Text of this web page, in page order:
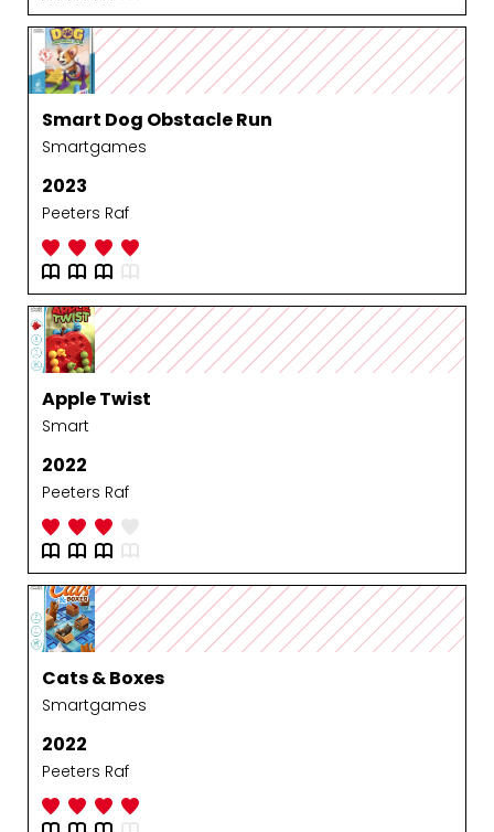
Smart Dog Obstacle Run
Smartgames
2023
Peeters Raf
Apple Twist
Smart
2022
Peeters Raf
Cats & Boxes
Smartgames
2022
Peeters Raf